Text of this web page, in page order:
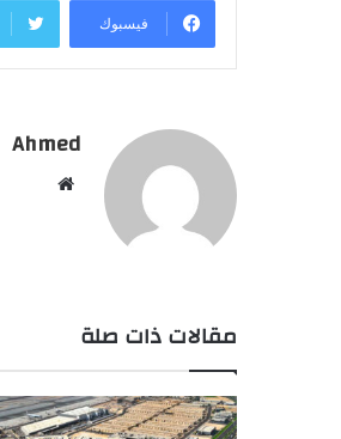
فيسبوك
Ahmed
مقالات ذات صلة